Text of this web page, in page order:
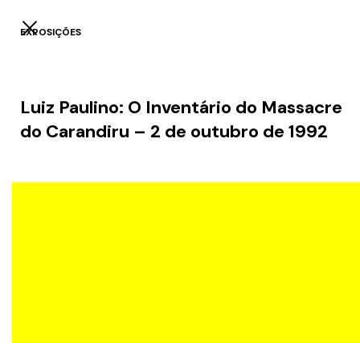
EXPOSIÇÕES
Luiz Paulino: O Inventário do Massacre
do Carandiru – 2 de outubro de 1992